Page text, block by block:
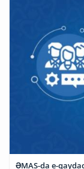
ƏMAS-da e-